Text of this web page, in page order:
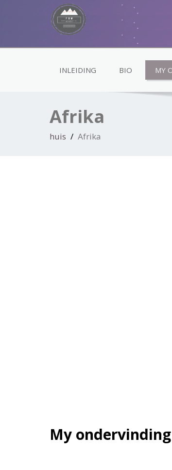
INLEIDING BIO MY
Afrika
huis Afrika
My